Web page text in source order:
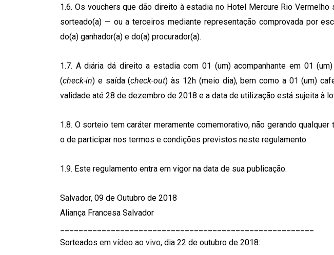
1.6. Os vouchers que dão direito à estadia no Hotel Mercure Rio
sorteado(a) — ou a terceiros mediante representação comprovada por
do(a) ganhador(a) e do(a) procurador(a).
1.7. A diária dá direito a estadia com 01 (um) acompanhante em 01
(check-in) e saída (check-out) às 12h (meio dia), bem como a 01 (um)
validade até 28 de dezembro de 2018 e a data de utilização está sujeita à
1.8. O sorteio tem caráter meramente comemorativo, não gerando
o de participar nos termos e condições previstos neste regulamento.
1.9. Este regulamento entra em vigor na data de sua publicação.
Salvador, 09 de Outubro de 2018
Aliança Francesa Salvador
Sorteados em vídeo ao vivo, dia 22 de outubro de 2018: